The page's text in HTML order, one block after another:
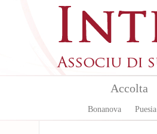
Accolta
Bonanova Puesia